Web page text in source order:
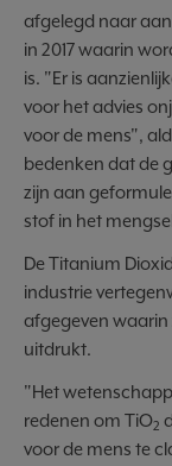
afgelegd naar
in 2017 waarin
is. "Er is
voor het advies
voor de mens",
bedenken dat de
zijn aan
stof in het
De Titanium
industrie
afgegeven waarin
uitdrukt.
"Het
redenen om TiO2
voor de mens te